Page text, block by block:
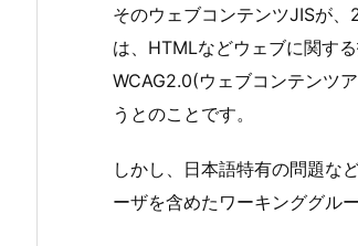
そのウェブコンテンツJISが
は、HTMLなどウェブに関す
WCAG2.0(ウェブコンテンツ
うとのことです。
しかし、日本語特有の問題な
ーザを含めたワーキンググル